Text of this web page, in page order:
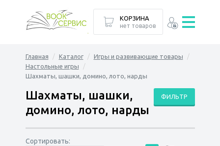
Главная Каталог
Игры и развивающие товары
Настольные игры
Шахматы, шашки, домино, лото, нарды
ФИЛЬТР
Шахматы, шашки,
домино, лото, нарды
Сортировать:
КОРЗИНА
нет товаров